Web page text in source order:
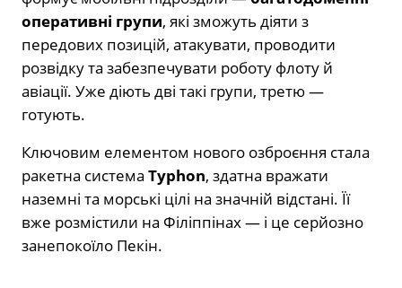
оперативні групи, які зможуть діяти з
передових позицій, атакувати, проводити
розвідку та забезпечувати роботу флоту й
авіації. Уже діють дві такі групи, третю —
готують.
Ключовим елементом нового озброєння стала
ракетна система Typhon, здатна вражати
наземні та морські цілі на значній відстані. Її
вже розмістили на Філіппінах — і це серйозно
занепокоїло Пекін.